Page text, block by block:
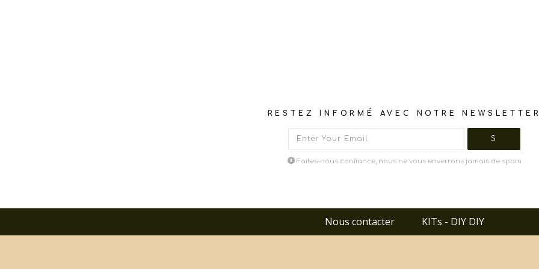
RESTEZ INFORMÉ AVEC NOTRE
Faites-nous confiance, nous ne vous enverrons jamais de spam
Nous contacter KITs - DIY DIY